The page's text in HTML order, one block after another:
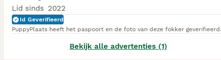
Lid sinds 2022
Id Geverifieerd
PuppyPlaats heeft het paspoort en de foto van deze fokker geverifieerd.
Bekijk alle advertenties (1)